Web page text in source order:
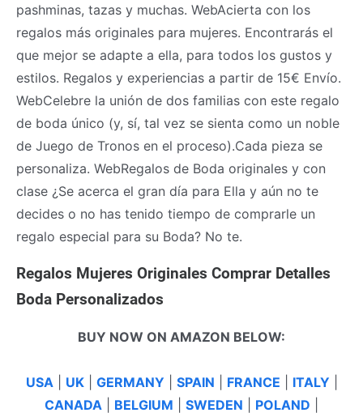
pashminas, tazas y muchas. WebAcierta con los
regalos más originales para mujeres. Encontrarás el
que mejor se adapte a ella, para todos los gustos y
estilos. Regalos y experiencias a partir de 15€ Envío.
WebCelebre la unión de dos familias con este regalo
de boda único (y, sí, tal vez se sienta como un noble
de Juego de Tronos en el proceso).Cada pieza se
personaliza. WebRegalos de Boda originales y con
clase ¿Se acerca el gran día para Ella y aún no te
decides o no has tenido tiempo de comprarle un
regalo especial para su Boda? No te.
Regalos Mujeres Originales Comprar Detalles
Boda Personalizados
BUY NOW ON AMAZON BELOW:
USA UK| GERMANY SPAIN FRANCE ITALY
CANADA
BELGIUM SWEDEN POLAND